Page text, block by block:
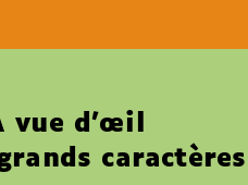
vue d’œil
caractères